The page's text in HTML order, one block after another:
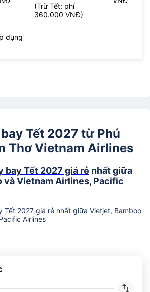
(Trừ Tết: phí
360.000 VNĐ)
dụng
Tết 2027 từ Phú
Thơ Vietnam Airlines
bay Tết 2027 giá rẻ nhất giữa
và Vietnam Airlines, Pacific
Tết 2027 giá rẻ nhất giữa Vietjet, Bamboo
Airlines